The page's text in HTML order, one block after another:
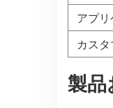
アプ
カス
製